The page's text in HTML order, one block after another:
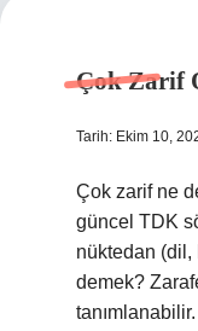
Çok Zarif
Tarih: Ekim 10,
Çok zarif ne
güncel TDK
nüktedan (dil,
demek?